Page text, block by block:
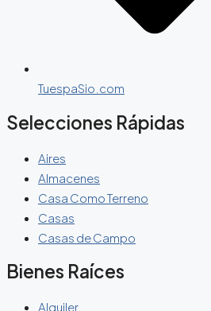
TuespaSio.com
Selecciones Rápidas
Aires
Almacenes
Casa Como Terreno
Casas
Casas de Campo
Bienes Raíces
Alquiler